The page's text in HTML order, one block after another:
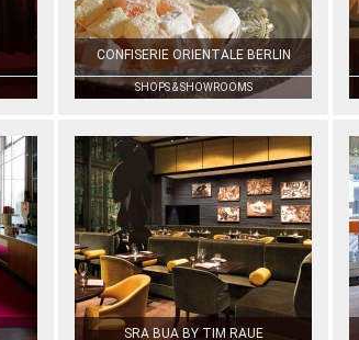
CONFISERIE ORIENTALE BERLIN
SHOPS & SHOWROOMS
SRA BUA BY TIM RAUE